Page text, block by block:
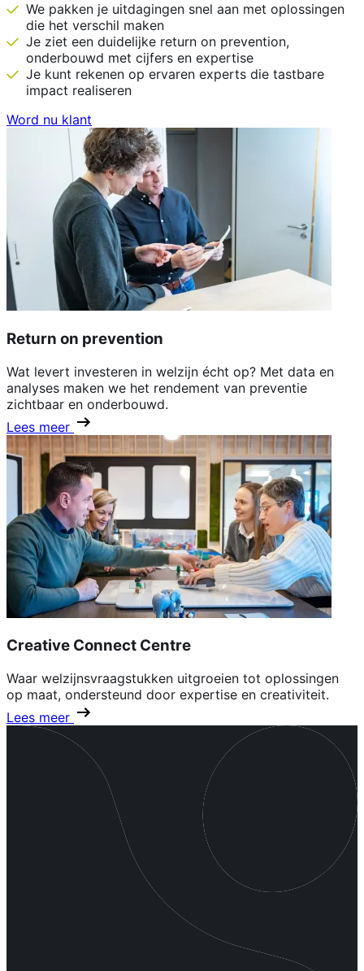
We pakken je uitdagingen snel aan met oplossingen
die het verschil maken
Je ziet een duidelijke return on prevention,
onderbouwd met cijfers en expertise
Je kunt rekenen op ervaren experts die tastbare
impact realiseren
Word nu klant
Return on prevention
Wat levert investeren in welzijn écht op? Met data en
analyses maken we het rendement van preventie
zichtbaar en onderbouwd.
Lees meer
Creative Connect Centre
Waar welzijnsvraagstukken uitgroeien tot oplossingen
op maat, ondersteund door expertise en creativiteit.
Lees meer